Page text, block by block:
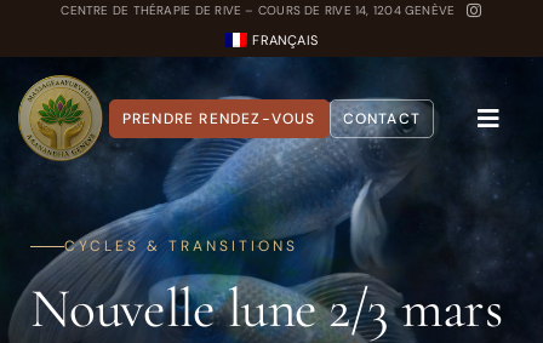
contenu
CENTRE DE THÉRAPIE DE RIVE – COURS DE RIVE 14, 1204 GENÈVE
FRANÇAIS
Toggle
A propos
Nos Soins
Carnet Ayurvédique
PRENDRE RENDEZ-VOUS CONTACT
CYCLES & TRANSITIONS
Nouvelle lune 2/3 mars